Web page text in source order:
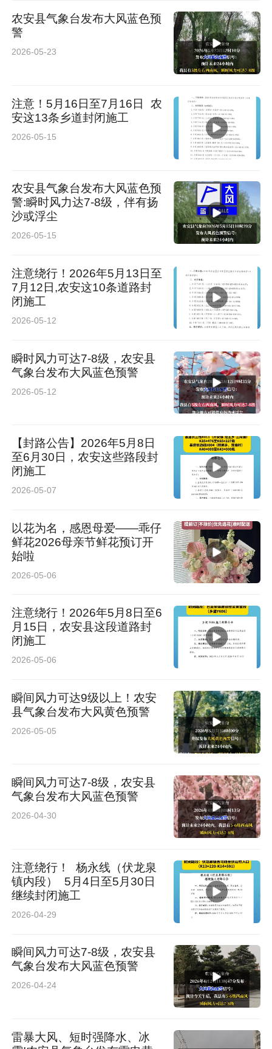
农安县气象台发布大风蓝色预
警
2026-05-23
注意！5月16日至7月16日 农
安这13条乡道封闭施工
2026-05-15
农安县气象台发布大风蓝色预
警:瞬时风力达7-8级，伴有扬
沙或浮尘
2026-05-15
注意绕行！2026年5月13日至
7月12日,农安这10条道路封
闭施工
2026-05-12
瞬时风力可达7-8级，农安县
气象台发布大风蓝色预警
2026-05-12
【封路公告】2026年5月8日
至6月30日，农安这些路段封
闭施工
2026-05-07
以花为名，感恩母爱——乖仔
鲜花2026母亲节鲜花预订开
始啦
2026-05-06
注意绕行！2026年5月8日至6
月15日，农安县这段道路封
闭施工
2026-05-06
瞬间风力可达9级以上！农安
县气象台发布大风黄色预警
2026-05-05
瞬间风力可达7-8级，农安县
气象台发布大风蓝色预警
2026-04-30
注意绕行！ 杨永线（伏龙泉
镇内段） 5月4日至5月30日
继续封闭施工
2026-04-29
瞬间风力可达7-8级，农安县
气象台发布大风蓝色预警
2026-04-24
雷暴大风、短时强降水、冰